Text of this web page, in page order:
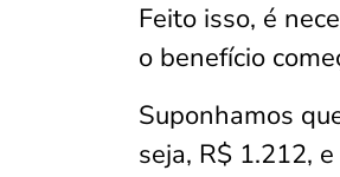
Feito isso, é
o benefício
Suponhamos
seja, R$ 1.212,